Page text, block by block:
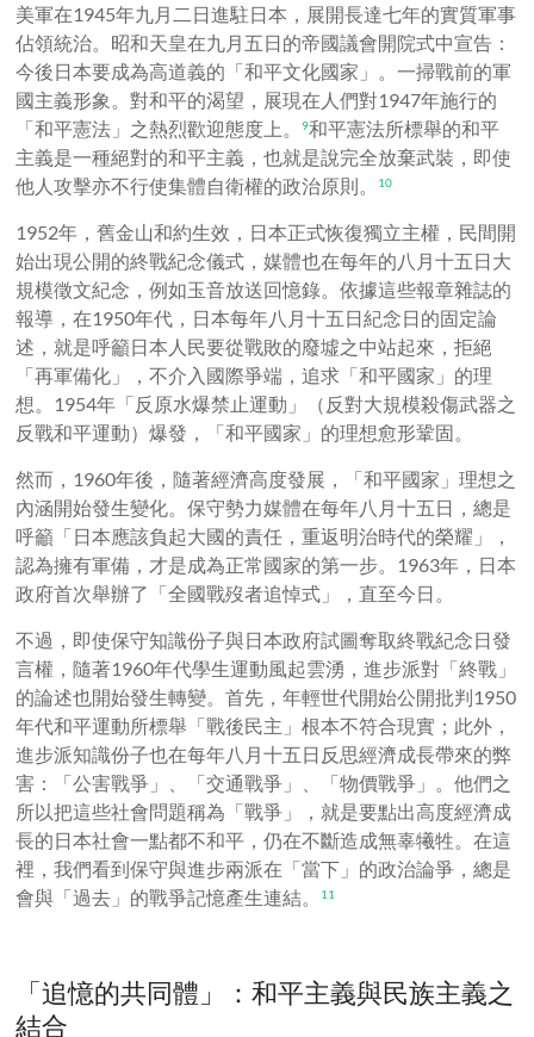
美軍在1945年九月二日進駐日本，展開長達七年的實質軍事
佔領統治。昭和天皇在九月五日的帝國議會開院式中宣告：
今後日本要成為高道義的「和平文化國家」。一掃戰前的軍
國主義形象。對和平的渴望，展現在人們對1947年施行的
「和平憲法」之熱烈歡迎態度上。9和平憲法所標舉的和平
主義是一種絕對的和平主義，也就是說完全放棄武裝，即使
他人攻擊亦不行使集體自衛權的政治原則。
10
1952年，舊金山和約生效，日本正式恢復獨立主權，民間開
始出現公開的終戰紀念儀式，媒體也在每年的八月十五日大
規模徵文紀念，例如玉音放送回憶錄。依據這些報章雜誌的
報導，在1950年代，日本每年八月十五日紀念日的固定論
述，就是呼籲日本人民要從戰敗的廢墟之中站起來，拒絕
「再軍備化」，不介入國際爭端，追求「和平國家」的理
想。1954年「反原水爆禁止運動」（反對大規模殺傷武器之
反戰和平運動）爆發，「和平國家」的理想愈形鞏固。
然而，1960年後，隨著經濟高度發展，「和平國家」理想之
內涵開始發生變化。保守勢力媒體在每年八月十五日，總是
呼籲「日本應該負起大國的責任，重返明治時代的榮耀」，
認為擁有軍備，才是成為正常國家的第一步。1963年，日本
政府首次舉辦了「全國戰歿者追悼式」，直至今日。
不過，即使保守知識份子與日本政府試圖奪取終戰紀念日發
言權，隨著1960年代學生運動風起雲湧，進步派對「終戰」
的論述也開始發生轉變。首先，年輕世代開始公開批判1950
年代和平運動所標舉「戰後民主」根本不符合現實；此外，
進步派知識份子也在每年八月十五日反思經濟成長帶來的弊
害：「公害戰爭」、「交通戰爭」、「物價戰爭」。他們之
所以把這些社會問題稱為「戰爭」，就是要點出高度經濟成
長的日本社會一點都不和平，仍在不斷造成無辜犧牲。在這
裡，我們看到保守與進步兩派在「當下」的政治論爭，總是
會與「過去」的戰爭記憶產生連結。
11
「追憶的共同體」：和平主義與民族主義之
結合